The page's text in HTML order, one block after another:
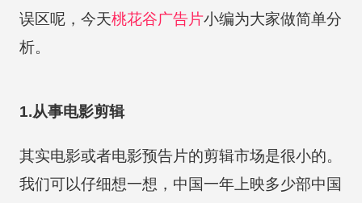
误区呢，今天桃花谷广告片小编为大家做简单分
析。
1.从事电影剪辑
其实电影或者电影预告片的剪辑市场是很小的。
我们可以仔细想一想，中国一年上映多少部中国